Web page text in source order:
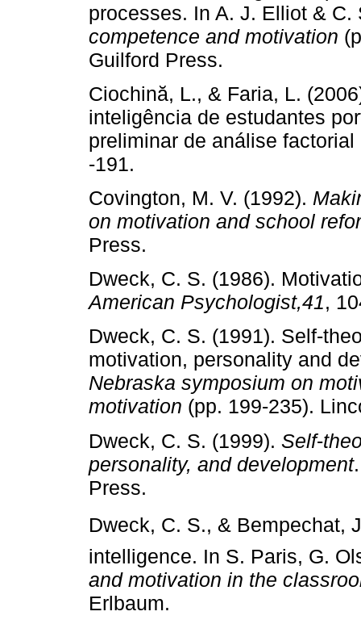
processes. In A. J. Elliot &
competence and motivation
Guilford Press.
Ciochină, L., & Faria, L.
inteligência de estudantes
preliminar de análise
‑191.
Covington, M. V. (1992).
on motivation and school
Press.
Dweck, C. S. (1986).
American Psychologist,41,
Dweck, C. S. (1991).
motivation, personality and
Nebraska symposium on
motivation (pp. 199­‑235).
Dweck, C. S. (1999). Self­‑
personality, and development
Press.
Dweck, C. S., & Bempechat,
intelligence. In S. Paris, G.
and motivation in the
Erlbaum.